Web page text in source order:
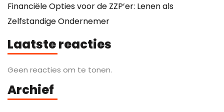
Financiële Opties voor de ZZP’er: Lenen als
Zelfstandige Ondernemer
Laatste reacties
Geen reacties om te tonen.
Archief